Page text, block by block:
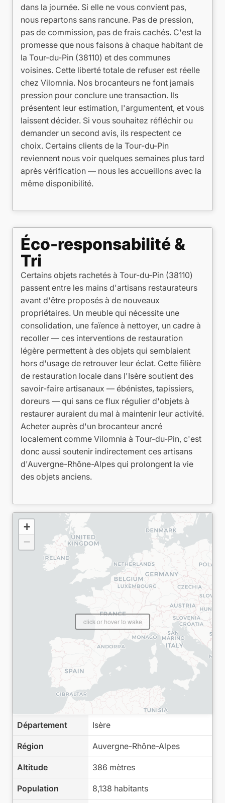
dans la journée. Si elle ne vous convient pas,
nous repartons sans rancune. Pas de pression,
pas de commission, pas de frais cachés. C'est la
promesse que nous faisons à chaque habitant de
la Tour-du-Pin (38110) et des communes
voisines. Cette liberté totale de refuser est réelle
chez Vilomnia. Nos brocanteurs ne font jamais
pression pour conclure une transaction. Ils
présentent leur estimation, l'argumentent, et vous
laissent décider. Si vous souhaitez réfléchir ou
demander un second avis, ils respectent ce
choix. Certains clients de la Tour-du-Pin
reviennent nous voir quelques semaines plus tard
après vérification — nous les accueillons avec la
même disponibilité.
Éco-responsabilité &
Tri
Certains objets rachetés à Tour-du-Pin (38110)
passent entre les mains d'artisans restaurateurs
avant d'être proposés à de nouveaux
propriétaires. Un meuble qui nécessite une
consolidation, une faïence à nettoyer, un cadre à
recoller — ces interventions de restauration
légère permettent à des objets qui semblaient
hors d'usage de retrouver leur éclat. Cette filière
de restauration locale dans l'Isère soutient des
savoir-faire artisanaux — ébénistes, tapissiers,
doreurs — qui sans ce flux régulier d'objets à
restaurer auraient du mal à maintenir leur activité.
Acheter auprès d'un brocanteur ancré
localement comme Vilomnia à Tour-du-Pin, c'est
donc aussi soutenir indirectement ces artisans
d'Auvergne-Rhône-Alpes qui prolongent la vie
des objets anciens.
+
−
click or hover to wake
Département Isère
Région Auvergne-Rhône-Alpes
Altitude 386 mètres
Population 8,138 habitants